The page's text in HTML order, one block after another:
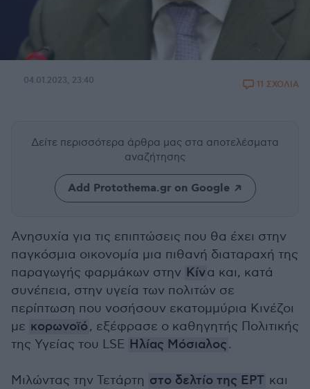
04.01.2023, 23:40 11 ΣΧΟΛΙΑ
Δείτε περισσότερα άρθρα μας στα αποτελέσματα
αναζήτησης
Add Protothema.gr on Google
Ανησυχία για τις επιπτώσεις που θα έχει στην
παγκόσμια οικονομία μια πιθανή διαταραχή της
παραγωγής φαρμάκων στην Κίνα και, κατά
συνέπεια, στην υγεία των πολιτών σε
περίπτωση που νοσήσουν εκατομμύρια Κινέζοι
με κορωνοϊό, εξέφρασε ο καθηγητής Πολιτικής
της Υγείας του LSE Ηλίας Μόσιαλος.
Μιλώντας την Τετάρτη στο δελτίο της ΕΡΤ και